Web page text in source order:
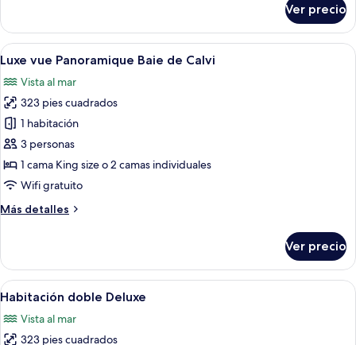
vue
Jardin
Ver precio
Abrir
todas
las
fotos
de
Luxe
vue
Panoramique
de
Una habitación de hotel con balcón,
14
Luxe vue Panoramique Baie de Calvi
Vista al mar
323 pies cuadrados
1 habitación
3 personas
1 cama King size o 2 camas individuales
Wifi gratuito
Más detalles
Más
vue
Panoramique
Baie
Calvi
Ver precio
Abrir
todas
las
Habitación de hotel con una cama
16
Habitación doble Deluxe
Vista al mar
323 pies cuadrados